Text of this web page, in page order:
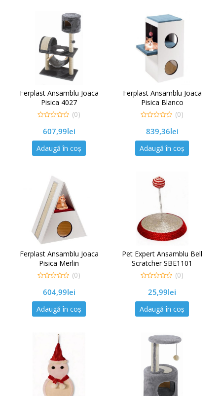
Ferplast Ansamblu Joaca
Pisica 4027
out
5
(0)
607,99lei
Adaugă în coș
Ferplast Ansamblu Joaca
Pisica Blanco
out
5
(0)
839,36lei
Adaugă în coș
Ferplast Ansamblu Joaca
Pisica Merlin
out
5
(0)
604,99lei
Adaugă în coș
Pet Expert Ansamblu Bell
Scratcher SBE1101
5
(0)
25,99lei
Adaugă în coș